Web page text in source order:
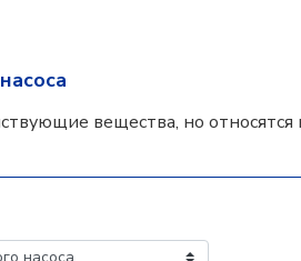
вещества, но относятся